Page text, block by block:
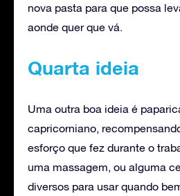
nova pasta para que possa
aonde quer que vá.
Quarta ideia
Uma outra boa ideia é
capricorniano,
esforço que fez durante o
uma massagem, ou alguma
diversos para usar quando